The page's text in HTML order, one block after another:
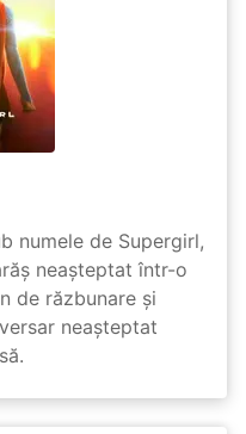
numele de Supergirl,
neașteptat într-o
de răzbunare și
neașteptat